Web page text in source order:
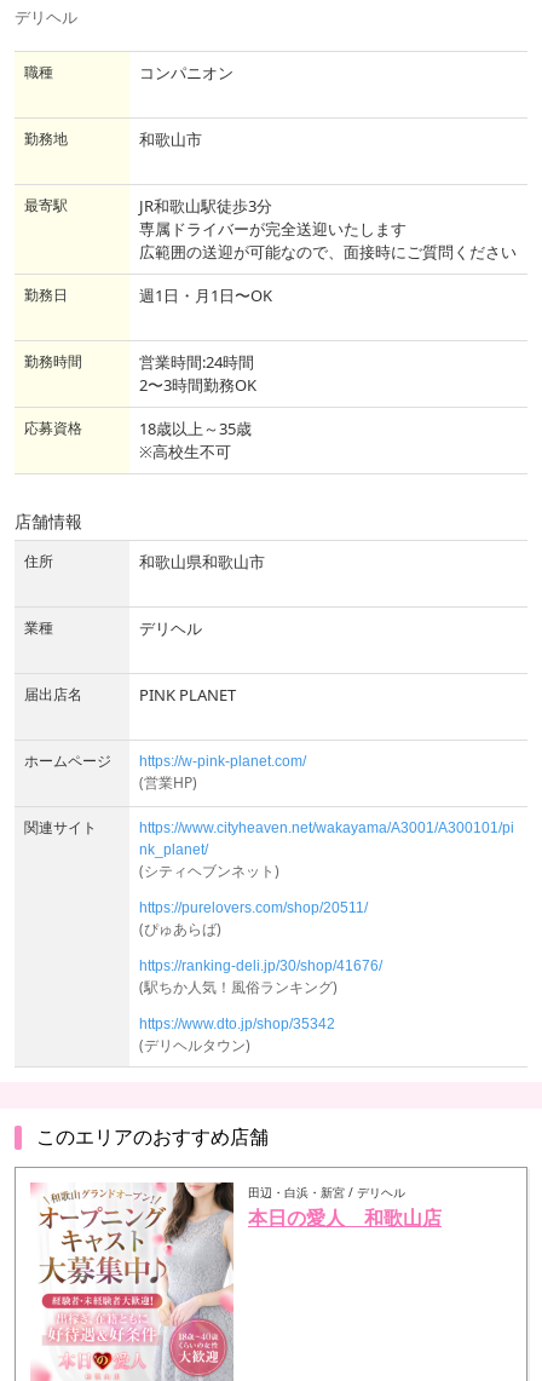
デリヘル
職種 コンパニオン
勤務地 和歌山市
最寄駅
JR和歌山駅徒歩3分
専属ドライバーが完全送迎いたします
広範囲の送迎が可能なので、面接時にご質問ください
勤務日 週1日・月1日〜OK
勤務時間
営業時間:24時間
2〜3時間勤務OK
応募資格
18歳以上～35歳
※高校生不可
店舗情報
住所 和歌山県和歌山市
業種 デリヘル
届出店名 PINK PLANET
ホームページ https://w-pink-planet.com/
(営業HP)
関連サイト
https://www.cityheaven.net/wakayama/A3001/A300101/pi
nk_planet/
(シティヘブンネット)
https://purelovers.com/shop/20511/
(ぴゅあらば)
https://ranking-deli.jp/30/shop/41676/
(駅ちか人気！風俗ランキング)
https://www.dto.jp/shop/35342
(デリヘルタウン)
このエリアのおすすめ店舗
田辺・白浜・新宮 / デリヘル
本日の愛人 和歌山店